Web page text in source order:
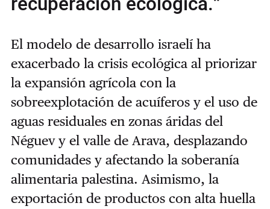
El modelo de desarrollo israelí ha
exacerbado la crisis ecológica al priorizar
la expansión agrícola con la
sobreexplotación de acuíferos y el uso de
aguas residuales en zonas áridas del
Néguev y el valle de Arava, desplazando
comunidades y afectando la soberanía
alimentaria palestina. Asimismo, la
exportación de productos con alta huella